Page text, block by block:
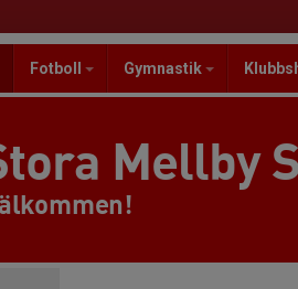
Fotboll Gymnastik
Mellby